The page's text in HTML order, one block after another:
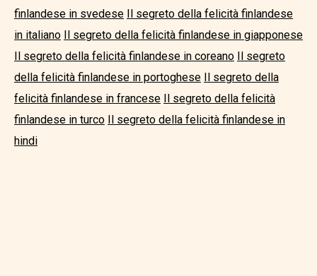
finlandese in svedese Il segreto della felicità finlandese
in italiano Il segreto della felicità finlandese in giapponese
Il segreto della felicità finlandese in coreano Il segreto
della felicità finlandese in portoghese Il segreto della
felicità finlandese in francese Il segreto della felicità
finlandese in turco Il segreto della felicità finlandese in
hindi